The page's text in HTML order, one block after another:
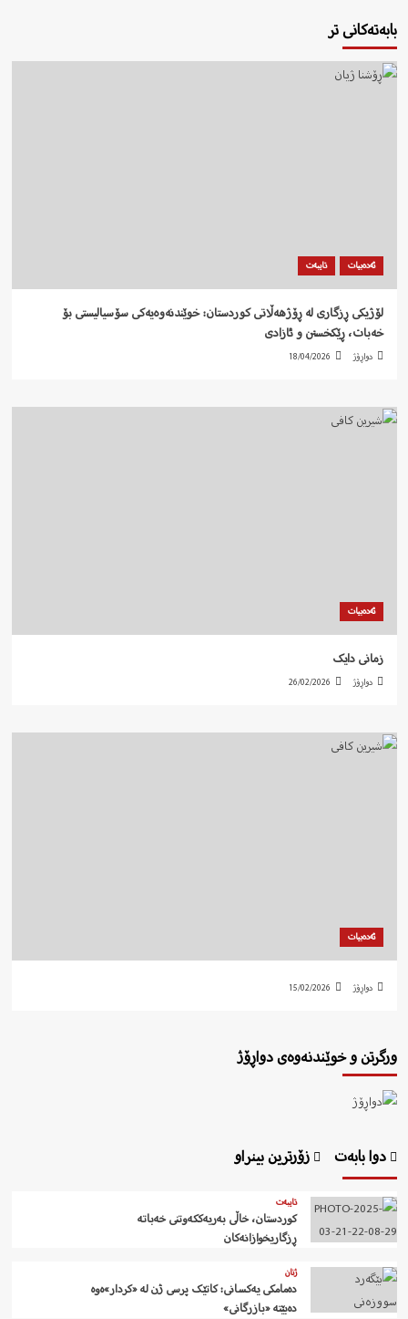
بابەتەکانی تر
ئەدەبیات تایبەت
لۆژیکی ڕزگاری لە ڕۆژهەڵاتی کوردستان: خوێندنەوەیەکی سۆسیالیستی بۆ
خەبات، ڕێکخستن و ئازادی
دواڕۆژ 18/04/2026
ئەدەبیات
زمانی دایک
دواڕۆژ 26/02/2026
ئەدەبیات
دواڕۆژ 15/02/2026
ورگرتن و خوێندنەوەی دواڕۆژ
دوا بابەت زۆرترین بینراو
تایبەت
کوردستان، خاڵی بەریەککەوتنی خەباتە
ڕزگاریخوازانەکان
ژنان
دەمامکی یەکسانی: کاتێک پرسی ژن لە «کردار»ەوە
دەبێتە «بازرگانی»